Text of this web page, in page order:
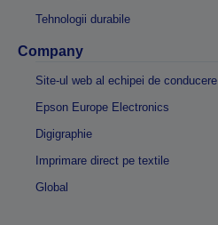
Tehnologii durabile
Company
Site-ul web al echipei de conducere
Epson Europe Electronics
Digigraphie
Imprimare direct pe textile
Global